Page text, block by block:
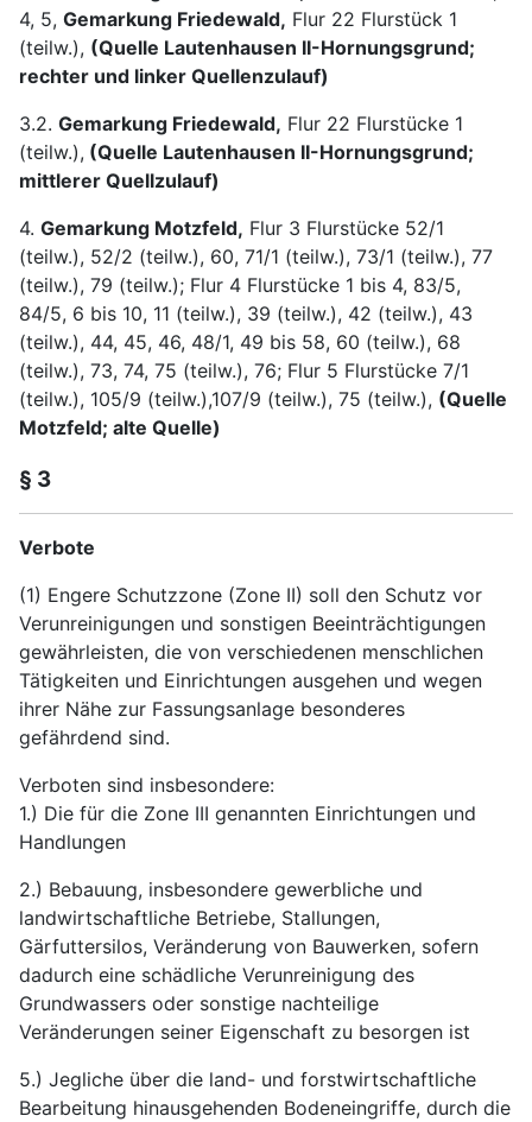
4, 5, Gemarkung Friedewald, Flur 22 Flurstück 1
(teilw.), (Quelle Lautenhausen II-Hornungsgrund;
rechter und linker Quellenzulauf)
3.2. Gemarkung Friedewald, Flur 22 Flurstücke 1
(teilw.), (Quelle Lautenhausen II-Hornungsgrund;
mittlerer Quellzulauf)
4. Gemarkung Motzfeld, Flur 3 Flurstücke 52/1
(teilw.), 52/2 (teilw.), 60, 71/1 (teilw.), 73/1 (teilw.), 77
(teilw.), 79 (teilw.); Flur 4 Flurstücke 1 bis 4, 83/5,
84/5, 6 bis 10, 11 (teilw.), 39 (teilw.), 42 (teilw.), 43
(teilw.), 44, 45, 46, 48/1, 49 bis 58, 60 (teilw.), 68
(teilw.), 73, 74, 75 (teilw.), 76; Flur 5 Flurstücke 7/1
(teilw.), 105/9 (teilw.),107/9 (teilw.), 75 (teilw.), (Quelle
Motzfeld; alte Quelle)
§ 3
Verbote
(1) Engere Schutzzone (Zone II) soll den Schutz vor
Verunreinigungen und sonstigen Beeinträchtigungen
gewährleisten, die von verschiedenen menschlichen
Tätigkeiten und Einrichtungen ausgehen und wegen
ihrer Nähe zur Fassungsanlage besonderes
gefährdend sind.
Verboten sind insbesondere:
1.) Die für die Zone III genannten Einrichtungen und
Handlungen
2.) Bebauung, insbesondere gewerbliche und
landwirtschaftliche Betriebe, Stallungen,
Gärfuttersilos, Veränderung von Bauwerken, sofern
dadurch eine schädliche Verunreinigung des
Grundwassers oder sonstige nachteilige
Veränderungen seiner Eigenschaft zu besorgen ist
5.) Jegliche über die land- und forstwirtschaftliche
Bearbeitung hinausgehenden Bodeneingriffe, durch die